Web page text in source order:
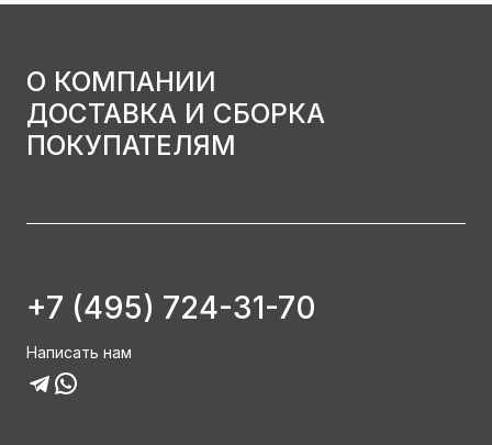
О КОМПАНИИ
ДОСТАВКА И СБОРКА
ПОКУПАТЕЛЯМ
+7 (495) 724-31-70
Написать нам